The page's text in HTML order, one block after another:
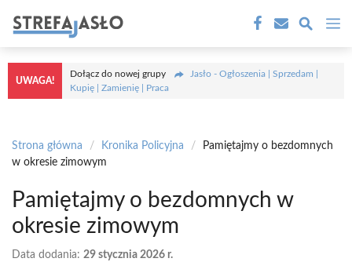
treści
UWAGA!
Dołącz do nowej grupy
Jasło - Ogłoszenia | Sprzedam |
Kupię | Zamienię | Praca
Strona główna / Kronika Policyjna /
Pamiętajmy o bezdomnych
w okresie zimowym
Pamiętajmy o bezdomnych w
okresie zimowym
Data dodania: 29 stycznia 2026 r.